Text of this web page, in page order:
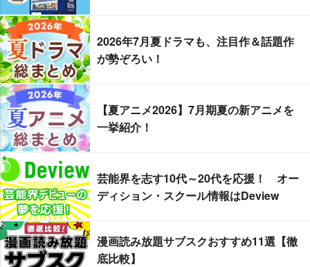
2026年7月夏ドラマも、注目作＆話題作
が勢ぞろい！
【夏アニメ2026】7月期夏の新アニメを
一挙紹介！
芸能界を志す10代～20代を応援！ オー
ディション・スクール情報はDeview
漫画読み放題サブスクおすすめ11選【徹
底比較】